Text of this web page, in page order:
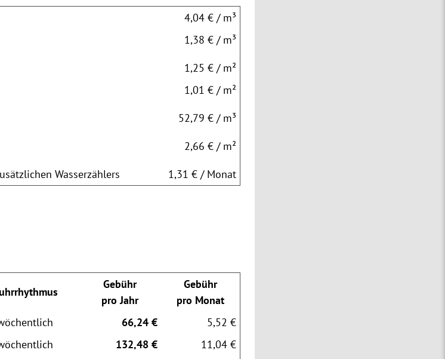
4,04 € / m³
1,38 € / m³
1,25 € / m²
1,01 € / m²
52,79 € / m³
2,66 € / m²
Wasserzählers 1,31 € / Monat
Gebühr
pro Jahr
Gebühr
pro Monat
66,24 €
5,52 €
132,48 €
11,04 €